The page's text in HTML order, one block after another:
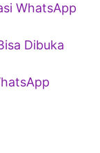
WhatsApp
Dibuka